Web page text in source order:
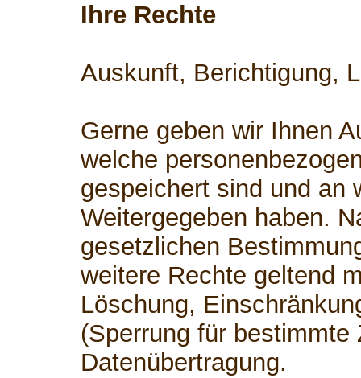
Ihre Rechte
Auskunft, Berichtigung,
Gerne geben wir Ihnen
welche
gespeichert sind und an
Weitergegeben haben.
gesetzlichen
weitere Rechte geltend
Löschung,
(Sperrung für bestimmte
Datenübertragung.